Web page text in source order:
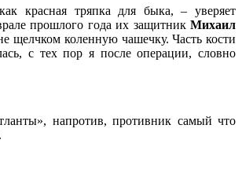
красная тряпка для быка, – уверяет
прошлого года их защитник Михаил
щелчком коленную чашечку. Часть кости
с тех пор я после операции, словно
напротив, противник самый что